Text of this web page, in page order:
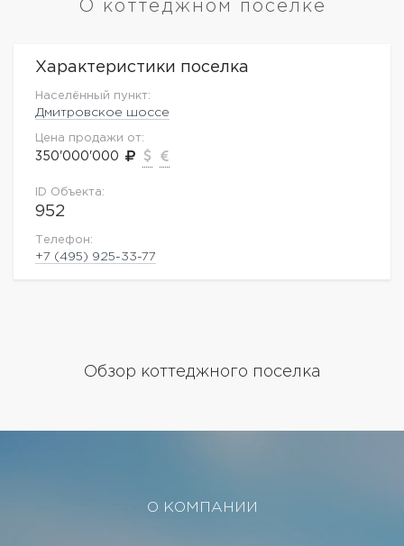
О коттеджном поселке
Характеристики поселка
Населённый пункт:
Дмитровское шоссе
Цена продажи от:
350'000'000
ID Объекта:
952
Телефон:
+7 (495) 925-33-77
Обзор коттеджного поселка
О КОМПАНИИ